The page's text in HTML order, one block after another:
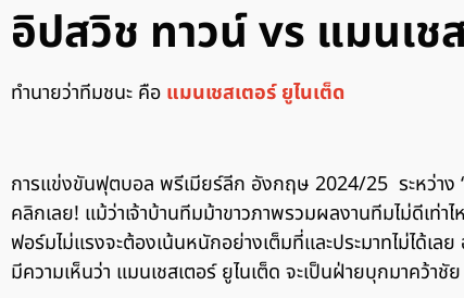
อิปสวิช ทาวน์ vs แมนเช
ทำนายว่าทีมชนะ คือ แมนเชสเตอร์ ยูไนเต็ด
การแข่งขันฟุตบอล พรีเมียร์ลีก อังกฤษ 2024/25 ระหว่าง
คลิกเลย! แม้ว่าเจ้าบ้านทีมม้าขาวภาพรวมผลงานทีมไม่ดีเท่
ฟอร์มไม่แรงจะต้องเน้นหนักอย่างเต็มที่และประมาทไม่ได้
มีความเห็นว่า แมนเชสเตอร์ ยูไนเต็ด จะเป็นฝ่ายบุกมาคว้าชัย